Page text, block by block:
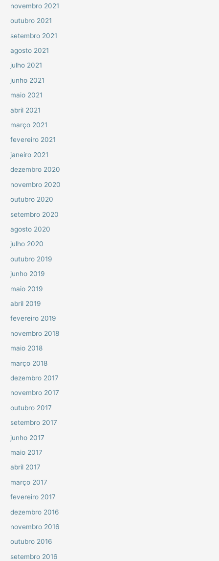
novembro 2021
outubro 2021
setembro 2021
agosto 2021
julho 2021
junho 2021
maio 2021
abril 2021
março 2021
fevereiro 2021
janeiro 2021
dezembro 2020
novembro 2020
outubro 2020
setembro 2020
agosto 2020
julho 2020
outubro 2019
junho 2019
maio 2019
abril 2019
fevereiro 2019
novembro 2018
maio 2018
março 2018
dezembro 2017
novembro 2017
outubro 2017
setembro 2017
junho 2017
maio 2017
abril 2017
março 2017
fevereiro 2017
dezembro 2016
novembro 2016
outubro 2016
setembro 2016